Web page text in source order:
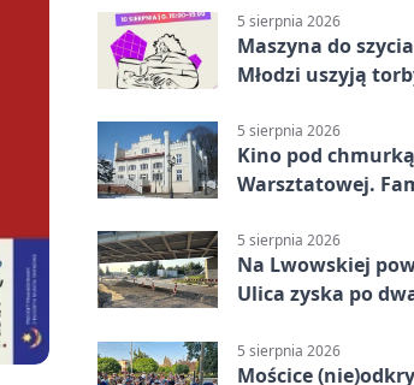
5 sierpnia 2026
Maszyna do
Młodzi uszyją
5 sierpnia 2026
Kino pod
Warsztatowej.
5 sierpnia 2026
Na Lwowskiej
Ulica zyska po
5 sierpnia 2026
Mościce